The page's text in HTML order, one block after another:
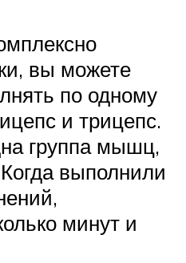
вы можете
по одному
и трицепс.
группа мышц,
выполнили
минут и